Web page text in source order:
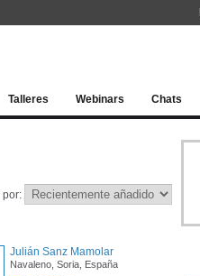
Talleres Webinars Chats
por:
Julián Sanz Mamolar
Navaleno, Soria, España